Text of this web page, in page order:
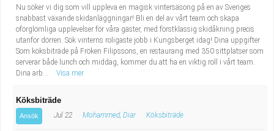
Nu söker vi dig som vill uppleva en magisk vintersäsong på en av Sveriges
snabbast växande skidanläggningar! Bli en del av vårt team och skapa
oförglömliga upplevelser för våra gäster, med förstklassig skidåkning precis
utanför dörren. Sök vinterns roligaste jobb i Kungsberget idag! Dina uppgifter
Som köksbiträde på Fröken Filipssons, en restaurang med 350 sittplatser som
serverar både lunch och middag, kommer du att ha en viktig roll i vårt team.
Dina arb...
Visa mer
Köksbiträde
Ansök Jul 22 Mohammed, Diar Köksbiträde